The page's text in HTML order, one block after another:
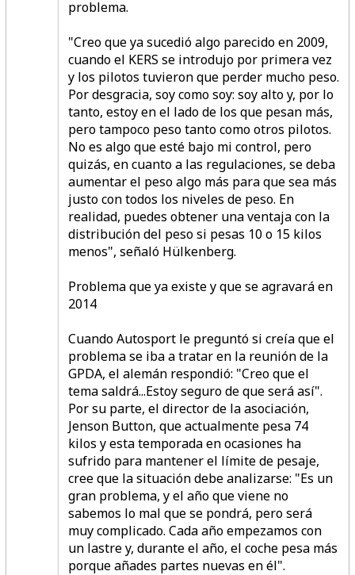
problema.
"Creo que ya sucedió algo parecido en 2009,
cuando el KERS se introdujo por primera vez
y los pilotos tuvieron que perder mucho peso.
Por desgracia, soy como soy: soy alto y, por lo
tanto, estoy en el lado de los que pesan más,
pero tampoco peso tanto como otros pilotos.
No es algo que esté bajo mi control, pero
quizás, en cuanto a las regulaciones, se deba
aumentar el peso algo más para que sea más
justo con todos los niveles de peso. En
realidad, puedes obtener una ventaja con la
distribución del peso si pesas 10 o 15 kilos
menos", señaló Hülkenberg.
Problema que ya existe y que se agravará en
2014
Cuando Autosport le preguntó si creía que el
problema se iba a tratar en la reunión de la
GPDA, el alemán respondió: "Creo que el
tema saldrá...Estoy seguro de que será así".
Por su parte, el director de la asociación,
Jenson Button, que actualmente pesa 74
kilos y esta temporada en ocasiones ha
sufrido para mantener el límite de pesaje,
cree que la situación debe analizarse: "Es un
gran problema, y el año que viene no
sabemos lo mal que se pondrá, pero será
muy complicado. Cada año empezamos con
un lastre y, durante el año, el coche pesa más
porque añades partes nuevas en él".